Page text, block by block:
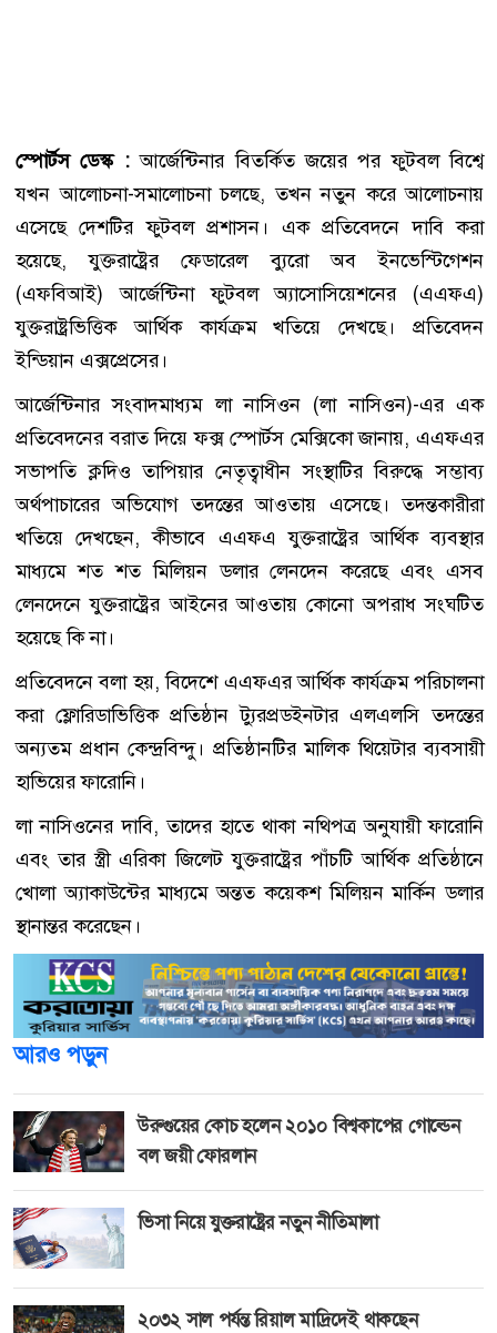
স্পোর্টস ডেস্ক :আর্জেন্টিনার বিতর্কিত জয়ের পর ফুটবল বিশ্বে
যখন আলোচনা-সমালোচনা চলছে, তখন নতুন করে আলোচনায়
এসেছে দেশটির ফুটবল প্রশাসন। এক প্রতিবেদনে দাবি করা
হয়েছে, যুক্তরাষ্ট্রের ফেডারেল ব্যুরো অব ইনভেস্টিগেশন
(এফবিআই) আর্জেন্টিনা ফুটবল অ্যাসোসিয়েশনের (এএফএ)
যুক্তরাষ্ট্রভিত্তিক আর্থিক কার্যক্রম খতিয়ে দেখছে। প্রতিবেদন
ইন্ডিয়ান এক্সপ্রেসের।
আর্জেন্টিনার সংবাদমাধ্যম লা নাসিওন (লা নাসিওন)-এর এক
প্রতিবেদনের বরাত দিয়ে ফক্স স্পোর্টস মেক্সিকো জানায়, এএফএর
সভাপতি ক্লদিও তাপিয়ার নেতৃত্বাধীন সংস্থাটির বিরুদ্ধে সম্ভাব্য
অর্থপাচারের অভিযোগ তদন্তের আওতায় এসেছে। তদন্তকারীরা
খতিয়ে দেখছেন, কীভাবে এএফএ যুক্তরাষ্ট্রের আর্থিক ব্যবস্থার
মাধ্যমে শত শত মিলিয়ন ডলার লেনদেন করেছে এবং এসব
লেনদেনে যুক্তরাষ্ট্রের আইনের আওতায় কোনো অপরাধ সংঘটিত
হয়েছে কি না।
প্রতিবেদনে বলা হয়, বিদেশে এএফএর আর্থিক কার্যক্রম পরিচালনা
করা ফ্লোরিডাভিত্তিক প্রতিষ্ঠান ট্যুরপ্রডইনটার এলএলসি তদন্তের
অন্যতম প্রধান কেন্দ্রবিন্দু। প্রতিষ্ঠানটির মালিক থিয়েটার ব্যবসায়ী
হাভিয়ের ফারোনি।
লা নাসিওনের দাবি, তাদের হাতে থাকা নথিপত্র অনুযায়ী ফারোনি
এবং তার স্ত্রী এরিকা জিলেট যুক্তরাষ্ট্রের পাঁচটি আর্থিক প্রতিষ্ঠানে
খোলা অ্যাকাউন্টের মাধ্যমে অন্তত কয়েকশ মিলিয়ন মার্কিন ডলার
স্থানান্তর করেছেন।
আরও পড়ুন
উরুগুয়ের কোচ হলেন ২০১০ বিশ্বকাপের গোল্ডেন
বল জয়ী ফোরলান
ভিসা নিয়ে যুক্তরাষ্ট্রের নতুন নীতিমালা
২০৩২ সাল পর্যন্ত রিয়াল মাদ্রিদেই থাকছেন